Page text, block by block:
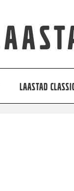
LAASTAD